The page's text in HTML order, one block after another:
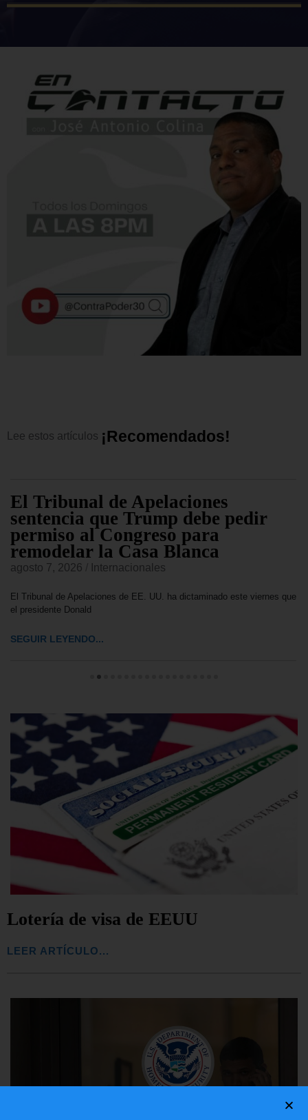
Lee estos artículos ¡Recomend ad os!
El Tribunal de Apelaciones
sentencia que Trump debe pedir
permiso al Congreso para
remodelar la Casa Blanca
agosto 7, 2026 Internacionales
El Tribunal de Apelaciones de EE. UU. ha dictaminado este viernes que
el presidente Donald
SEGUIR LEYENDO...
Lotería de visa de EEUU
LEER ARTÍCULO...